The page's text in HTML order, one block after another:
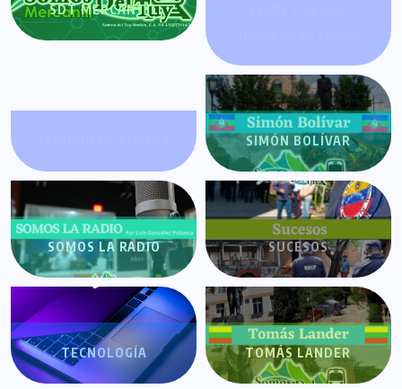
SDT MERCANTIL
SIMÓN BOLÍVAR
SOMOS LA RADIO SUCESOS
TECNOLOGÍA TOMÁS LANDER